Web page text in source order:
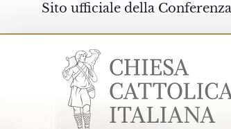
Sito ufficiale della
Chiesacattolica.it